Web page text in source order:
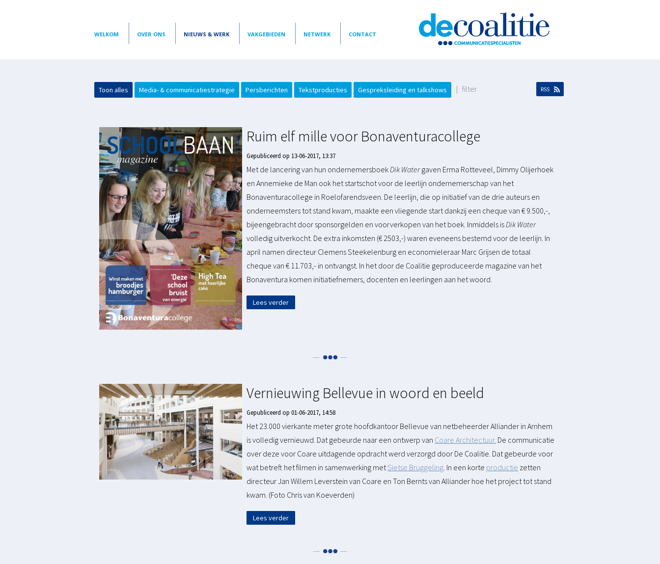
WELKOM OVER ONS NIEUWS & WERK VAKGEBIEDEN NETWERK CONTACT
Toon alles Media- & communicatiestrategie Persberichten Tekstproducties Gespreksleiding en talkshows | filter RSS
Ruim elf mille voor Bonaventuracollege
Gepubliceerd op 13-06-2017, 13:37
Met de lancering van hun ondernemersboekDik Watergaven Erma Rotteveel, Dimmy Olijerhoek
en Annemieke de Man ook het startschot voor de leerlijn ondernemerschap van het
Bonaventuracollege in Roelofarendsveen. De leerlijn, die op initiatief van de drie auteurs en
onderneemsters tot stand kwam, maakte een vliegende start dankzij een cheque van € 9.500,-,
bijeengebracht door sponsorgelden en voorverkopen van het boek. Inmiddels isDik Water
volledig uitverkocht. De extra inkomsten (€ 2503,-) waren eveneens bestemd voor de leerlijn. In
april namen directeur Clemens Steekelenburg en economieleraar Marc Grijsen de totaal
cheque van € 11.703,- in ontvangst. In het door de Coalitie geproduceerde magazine van het
Bonaventura komen initiatiefnemers, docenten en leerlingen aan het woord.
Lees verder
Vernieuwing Bellevue in woord en beeld
Gepubliceerd op 01-06-2017, 14:58
Het 23.000 vierkante meter grote hoofdkantoor Bellevue van netbeheerder Alliander in Arnhem
is volledig vernieuwd. Dat gebeurde naar een ontwerp van Coare Architectuur. De communicatie
over deze voor Coare uitdagende opdracht werd verzorgd door De Coalitie. Dat gebeurde voor
wat betreft het filmen in samenwerking metSietse Bruggeling. In een korte productie zetten
directeur Jan Willem Leverstein van Coare en Ton Bernts van Alliander hoe het project tot stand
kwam. (Foto Chris van Koeverden)
Lees verder